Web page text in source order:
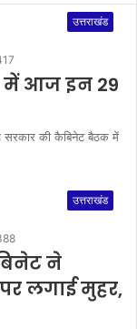
उत्तराखंड
में आज इन 29
की कैबिनेट बैठक में
उत्तराखंड
ने
लगाई मुहर,